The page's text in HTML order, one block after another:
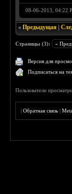
08-06-2013, 04:22
«Предыдущая |
Страницы (3): «
Версия для
Подписаться на
Пользователи
|Обратная связь |